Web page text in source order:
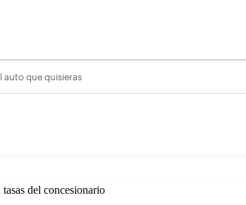
auto que quisieras
del concesionario